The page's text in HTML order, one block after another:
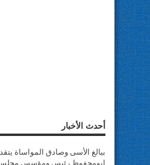
أحدث الأخبار
ببالغ الأسى وصادق المواساة
ابومحفوظ رئيس ومؤسس مجلس